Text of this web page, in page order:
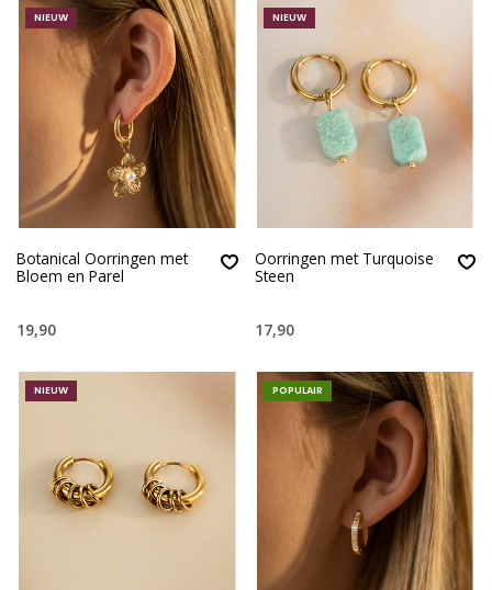
NIEUW
Botanical Oorringen met
Bloem en Parel
19,90
NIEUW
Oorringen met Turquoise
Steen
17,90
NIEUW POPULAIR